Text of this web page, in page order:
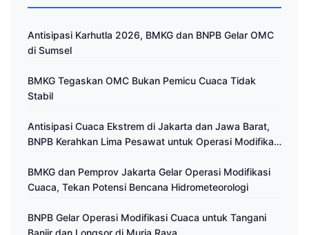
Antisipasi Karhutla 2026, BMKG dan BNPB Gelar OMC
di Sumsel
BMKG Tegaskan OMC Bukan Pemicu Cuaca Tidak
Stabil
Antisipasi Cuaca Ekstrem di Jakarta dan Jawa Barat,
BNPB Kerahkan Lima Pesawat untuk Operasi Modifikasi
BMKG dan Pemprov Jakarta Gelar Operasi Modifikasi
Cuaca, Tekan Potensi Bencana Hidrometeorologi
BNPB Gelar Operasi Modifikasi Cuaca untuk Tangani
Banjir dan Longsor di Muria Raya